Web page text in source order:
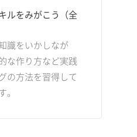
ルをみがこう（全
識をいかしなが
な作り方など実践
の方法を習得して
。